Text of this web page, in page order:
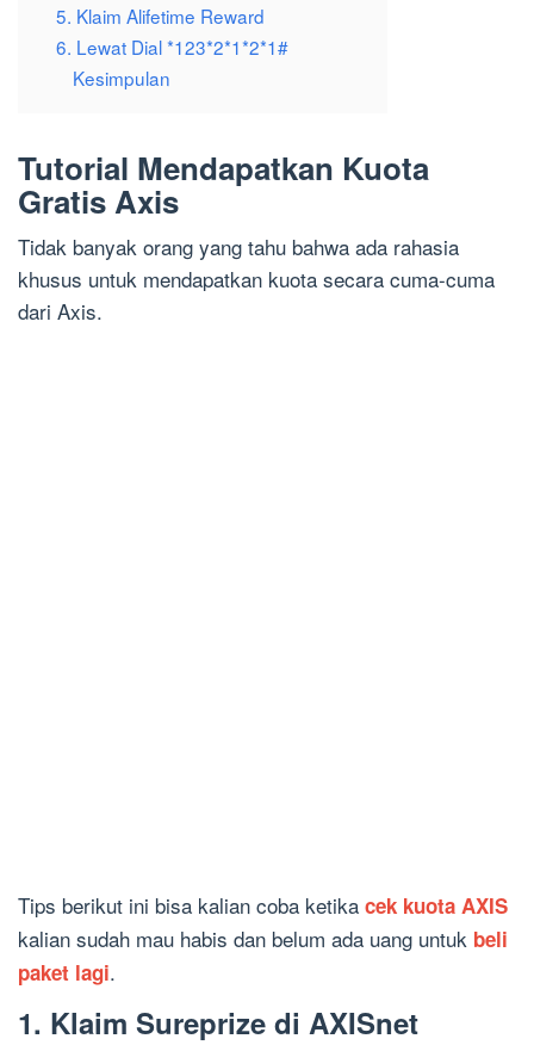
5. Klaim Alifetime Reward
6. Lewat Dial *123*2*1*2*1#
Kesimpulan
Tutorial Mendapatkan Kuota
Gratis Axis
Tidak banyak orang yang tahu bahwa ada rahasia
khusus untuk mendapatkan kuota secara cuma-cuma
dari Axis.
Tips berikut ini bisa kalian coba ketika cek kuota AXIS
kalian sudah mau habis dan belum ada uang untuk beli
paket lagi.
1. Klaim Sureprize di AXISnet